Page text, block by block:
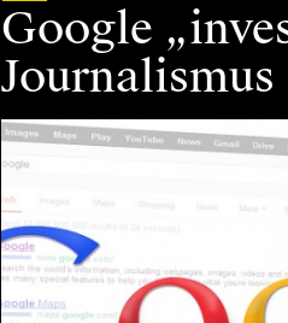
Google
Journalismus